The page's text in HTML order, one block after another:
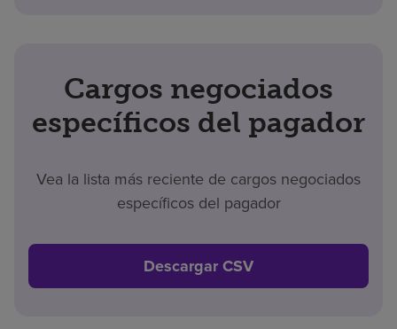
Cargos negociados
específicos del pagador
Vea la lista más reciente de cargos negociados
específicos del pagador
Descargar CSV